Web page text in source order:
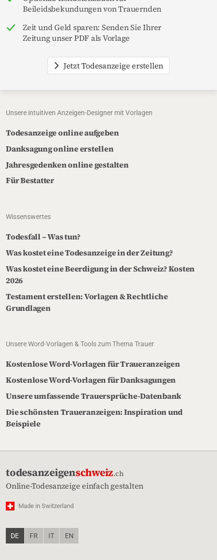
Beileidsbekundungen von Trauernden
Zeit und Geld sparen: Senden Sie Ihrer
Zeitung unser PDF als Vorlage
Jetzt Todesanzeige erstellen
Unsere intuitiven Anzeigen-Designer mit Vorlagen
Todesanzeige online aufgeben
Danksagung online erstellen
Jahresgedenken online gestalten
Für Bestatter
Wissenswertes
Todesfall – Was tun?
Was kostet eine Todesanzeige in der Zeitung?
Was kostet eine Beerdigung in der Schweiz? Kosten
2026
Testament erstellen: Vorlagen & Rechtliche
Grundlagen
Unsere Word-Vorlagen & Tools zum Thema Trauer
Kostenlose Word-Vorlagen für Traueranzeigen
Kostenlose Word-Vorlagen für Danksagungen
Unsere umfassende Trauersprüche-Datenbank
Die schönsten Traueranzeigen: Inspiration und
Beispiele
todesanzeigenschweiz.ch
Online-Todesanzeige einfach gestalten
Made in Switzerland
DE FR IT EN